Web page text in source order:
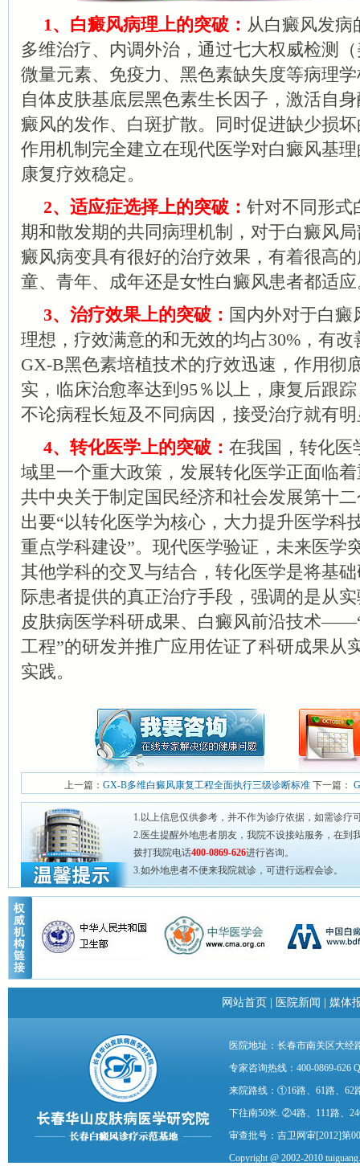
1、白癜风病理上的突破： 从白癜风发病
多维治疗、内调外治，通过七大权威检测
微量元素、免疫力、黑色素缺失度等病理
自体皮肤基底层黑色素生长因子，激活自
癜风的发作、白斑扩散。同时促进缺少损
作用机制完全建立在现代医学对白癜风基
康复疗效稳定。
2、适应症选择上的突破： 针对不同形式
期和散发期的共同病理机制，对于白癜风
癜风病变具有很好的治疗效果，有着很高
童、青年、成年还是女性白癜风患者都适
3、治疗效果上的突破： 国内外对于白
理想，疗效满意的和无效的均占30%，有改
GX-B黑色素培植技术的疗效迅速，作用彻
实，临床治愈率达到95％以上，康复后跟
不论病程长短及不同病因，接受治疗就有
4、转化医学上的突破： 在我国，转化医
域里一个重大政策，发展转化医学正面临
共中央关于制定国民经济和社会发展第十
出要“以转化医学为核心，大力提升医学科
重点学科建设”。现代医学验证，未来医学
其他学科的交叉与结合，转化医学是将基
际患者提供的真正治疗手段，强调的是从
皮肤病医学科研成果、白癜风前沿技术
工程”的研发并推广应用佐证了科研成果从
实践。
上一篇： GX-B多维白癜风康复工程全面执行三级诊断标准 下一篇：
1.以上信息仅供参考，并不作为诊疗依据，如需诊疗
2.医生提醒外地患者朋友，我院不设接站服务，在到
拨打我院电话400-0869-626进行咨询。
3.如外地患者不便来我院就诊，可进行远程会诊。
网站首页 医院新闻 |媒体
医院地址：长春市南关区大经
专家咨询热线：400-0869-626
来院路线：①16路、61路、62
下往南50米. ②4路、111路、
审查批号：吉卫网审[2012]第
Copyright @ 2002-2010